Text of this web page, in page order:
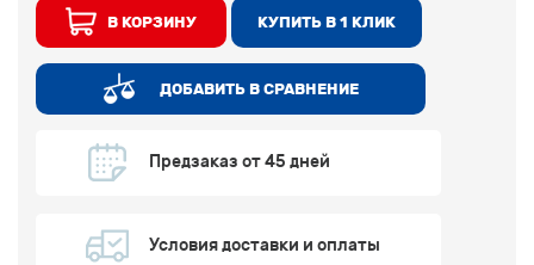
В КОРЗИНУ КУПИТЬ В 1 КЛИК
ДОБАВИТЬ В СРАВНЕНИЕ
Предзаказ от 45 дней
Условия доставки и оплаты